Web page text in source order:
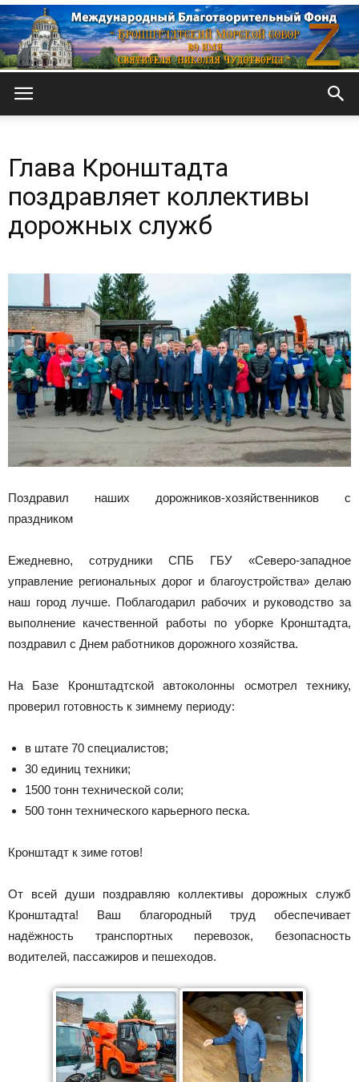
Морской
Глава Кронштадта
поздравляет коллективы
дорожных служб
Поздравил наших дорожников-хозяйственников с
праздником
Ежедневно, сотрудники СПБ ГБУ «Северо-западное
управление региональных дорог и благоустройства» делаю
наш город лучше. Поблагодарил рабочих и руководство за
выполнение качественной работы по уборке Кронштадта,
поздравил с Днем работников дорожного хозяйства.
На Базе Кронштадтской автоколонны осмотрел технику,
проверил готовность к зимнему периоду:
в штате 70 специалистов;
30 единиц техники;
1500 тонн технической соли;
500 тонн технического карьерного песка.
Кронштадт к зиме готов!
От всей души поздравляю коллективы дорожных служб
Кронштадта! Ваш благородный труд обеспечивает
надёжность транспортных перевозок, безопасность
водителей, пассажиров и пешеходов.